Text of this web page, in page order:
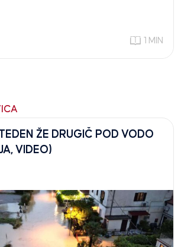
1 MIN
ŽE DRUGIČ POD VODO
VIDEO)